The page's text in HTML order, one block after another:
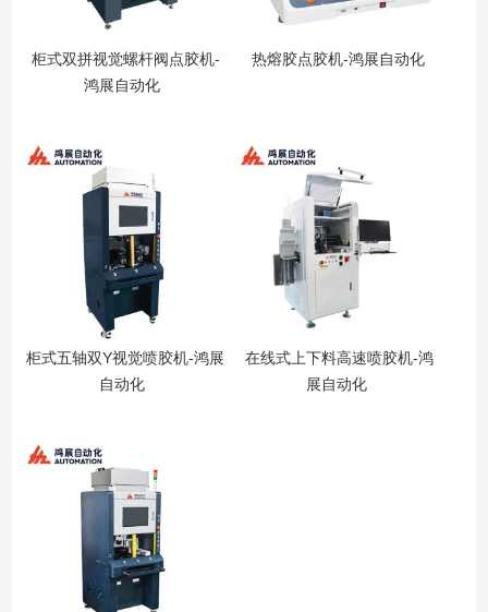
柜式双拼视觉螺杆阀点胶机-
鸿展自动化
热熔胶点胶机-鸿展自动化
柜式五轴双Y视觉喷胶机-鸿展
自动化
在线式上下料高速喷胶机-鸿
展自动化